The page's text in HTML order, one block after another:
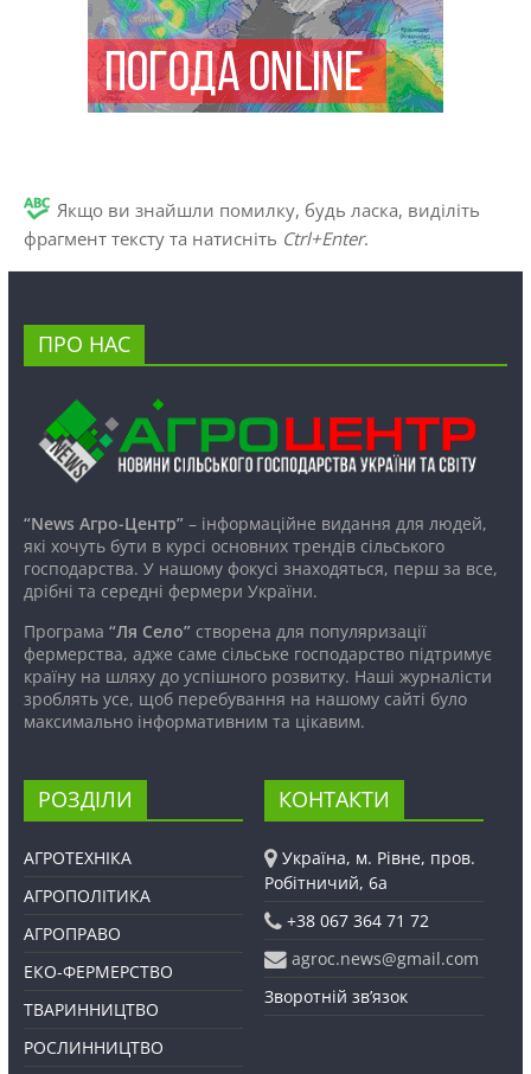
Якщо ви знайшли помилку, будь ласка, виділіть
фрагмент тексту та натисніть Ctrl+Enter.
ПРО НАС
“News Агро-Центр”– інформаційне видання для людей,
які хочуть бути в курсі основних трендів сільського
господарства. У нашому фокусі знаходяться, перш за все,
дрібні та середні фермери України.
Програма “Ля Село”створена для популяризації
фермерства, адже саме сільське господарство підтримує
країну на шляху до успішного розвитку. Наші журналісти
зроблять усе, щоб перебування на нашому сайті було
максимально інформативним та цікавим.
РОЗДІЛИ
АГРОТЕХНІКА
АГРОПОЛІТИКА
АГРОПРАВО
ЕКО-ФЕРМЕРСТВО
ТВАРИННИЦТВО
РОСЛИННИЦТВО
КОНТАКТИ
Україна, м. Рівне, пров.
Робітничий, 6а
+38 067 364 71 72
agroc.news@gmail.com
Зворотній зв’язок